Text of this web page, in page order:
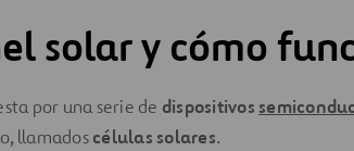
solar y cómo
por una serie de dispositivos
llamadoscélulas solares.